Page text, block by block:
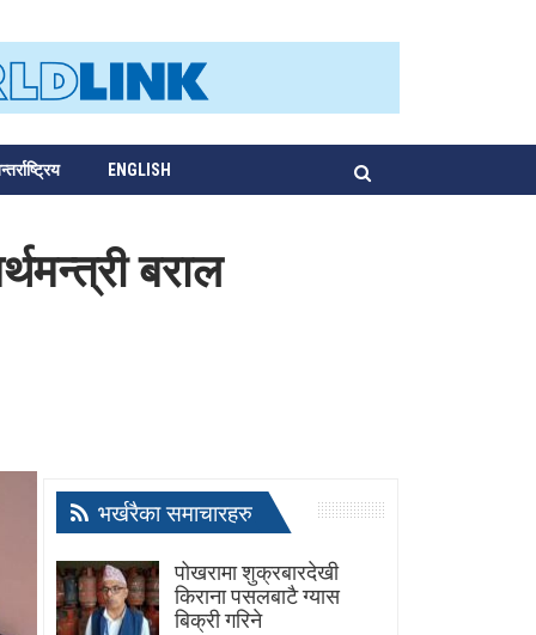
ENGLISH
बराल
भर्खरैका समाचारहरु
पोखरामा शुक्रबारदेखी
किराना पसलबाटै ग्यास
बिक्री गरिने